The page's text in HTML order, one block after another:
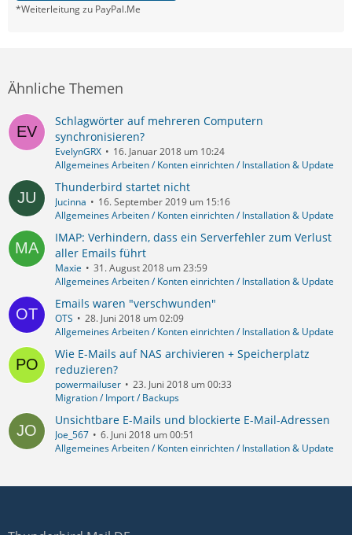
*Weiterleitung zu PayPal.Me
Ähnliche Themen
Schlagwörter auf mehreren Computern
synchronisieren?
EvelynGRX
16. Januar 2018 um 10:24
Allgemeines Arbeiten / Konten einrichten / Installation & Update
Thunderbird startet nicht
Jucinna
16. September 2019 um 15:16
Allgemeines Arbeiten / Konten einrichten / Installation & Update
IMAP: Verhindern, dass ein Serverfehler zum Verlust
aller Emails führt
Maxie
31. August 2018 um 23:59
Allgemeines Arbeiten / Konten einrichten / Installation & Update
Emails waren "verschwunden"
OTS
28. Juni 2018 um 02:09
Allgemeines Arbeiten / Konten einrichten / Installation & Update
Wie E-Mails auf NAS archivieren + Speicherplatz
reduzieren?
powermailuser
23. Juni 2018 um 00:33
Migration / Import / Backups
Unsichtbare E-Mails und blockierte E-Mail-Adressen
Joe_567
6. Juni 2018 um 00:51
Allgemeines Arbeiten / Konten einrichten / Installation & Update